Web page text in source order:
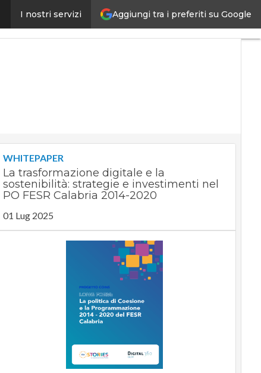
Aggiungi tra i preferiti su Google
I nostri serviziin casaUltimi
articoli
Digital
artificiale
Videointerviste
Le
Podcast
Privacy
WHITEPAPER
La trasformazione digitale e la
sostenibilità: strategie e investimenti nel
PO FESR Calabria 2014-2020
01 Lug 2025